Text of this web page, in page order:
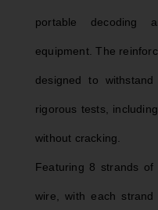
portable decoding
equipment. The
designed to
rigorous tests,
without cracking.
Featuring 8 strands of
wire, with each